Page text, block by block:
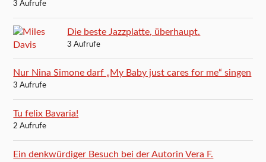
3 Aufrufe
Die beste Jazzplatte, überhaupt.
3 Aufrufe
Nur Nina Simone darf „My Baby just cares for me“ singen
3 Aufrufe
Tu felix Bavaria!
2 Aufrufe
Ein denkwürdiger Besuch bei der Autorin Vera F.